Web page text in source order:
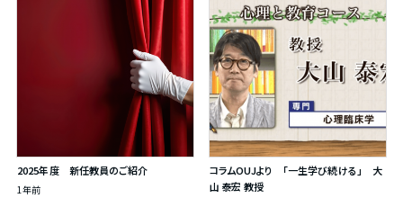
2025年度 新任教員のご紹介
1年前
コラムOUJより 「一生学び続ける」 大
山 泰宏 教授